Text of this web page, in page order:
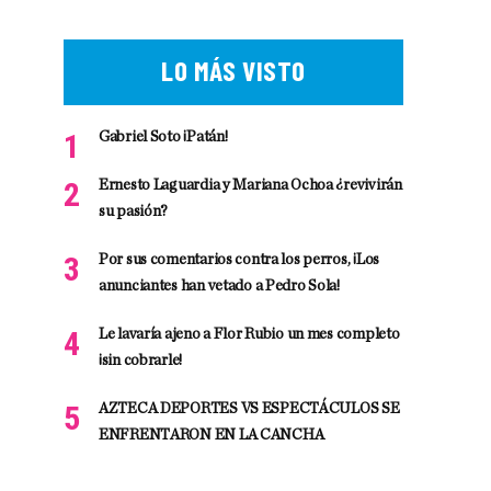
LO MÁS VISTO
Gabriel Soto ¡Patán!
Ernesto Laguardia y Mariana Ochoa ¿revivirán
su pasión?
Por sus comentarios contra los perros, ¡Los
anunciantes han vetado a Pedro Sola!
Le lavaría ajeno a Flor Rubio un mes completo
¡sin cobrarle!
AZTECA DEPORTES VS ESPECTÁCULOS SE
ENFRENTARON EN LA CANCHA